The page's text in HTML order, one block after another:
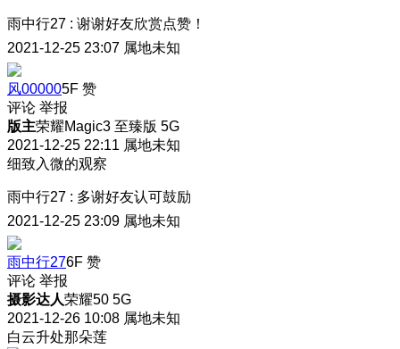
雨中行27 : 谢谢好友欣赏点赞！
2021-12-25 23:07 属地未知
风000005F 赞
评论 举报
版主荣耀Magic3 至臻版 5G
2021-12-25 22:11 属地未知
细致入微的观察
雨中行27 : 多谢好友认可鼓励
2021-12-25 23:09 属地未知
雨中行276F 赞
评论 举报
摄影达人荣耀50 5G
2021-12-26 10:08 属地未知
白云升处那朵莲